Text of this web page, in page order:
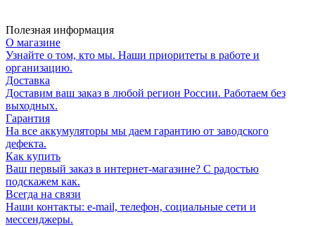
Полезная информация
О магазине
Узнайте о том, кто мы. Наши приоритеты в работе и
организацию.
Доставка
Доставим ваш заказ в любой регион России. Работаем без
выходных.
Гарантия
На все аккумуляторы мы даем гарантию от заводского
дефекта.
Как купить
Ваш первый заказ в интернет-магазине? С радостью
подскажем как.
Всегда на связи
Наши контакты: e-mail, телефон, социальные сети и
мессенджеры.